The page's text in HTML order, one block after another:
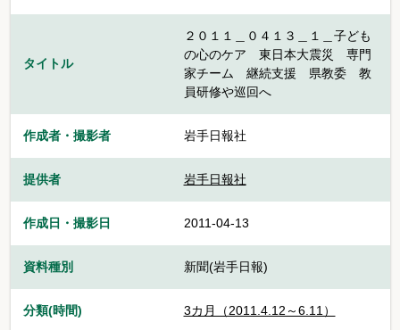
タイトル
２０１１＿０４１３＿１＿子ども
の心のケア 東日本大震災 専門
家チーム 継続支援 県教委 教
員研修や巡回へ
作成者・撮影者 岩手日報社
提供者 岩手日報社
作成日・撮影日 2011-04-13
資料種別 新聞(岩手日報)
分類(時間) 3カ月（2011.4.12～6.11）